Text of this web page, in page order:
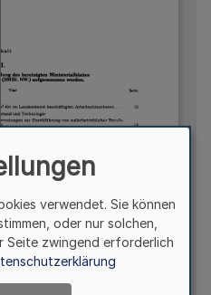
verwendet. Sie können
oder nur solchen,
Seite zwingend erforderlich